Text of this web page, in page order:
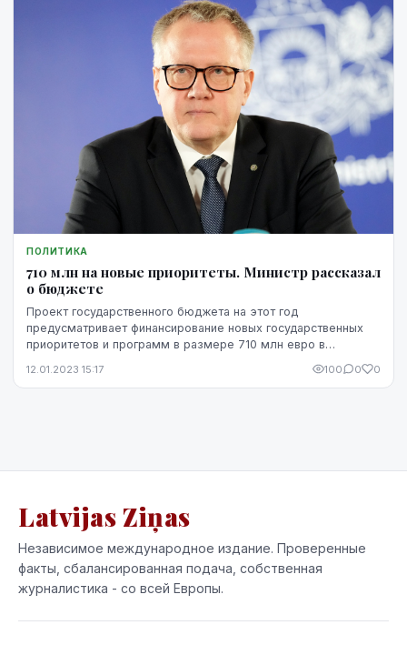
ПОЛИТИКА
710 млн на новые приоритеты. Министр рассказал
о бюджете
Проект государственного бюджета на этот год
предусматривает финансирование новых государственных
приоритетов и программ в размере 710 млн евро в
с...
12.01.2023 15:17 100 0 0
Latvijas Ziņas
Независимое международное издание. Проверенные
факты, сбалансированная подача, собственная
журналистика - со всей Европы.